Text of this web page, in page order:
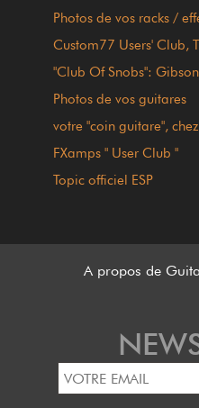
Photos de vos racks /
Custom77 Users' Club,
"Club Of Snobs":
Photos de vos guitares
votre "coin guitare",
FXamps " User Club "
Topic officiel ESP
A propos de